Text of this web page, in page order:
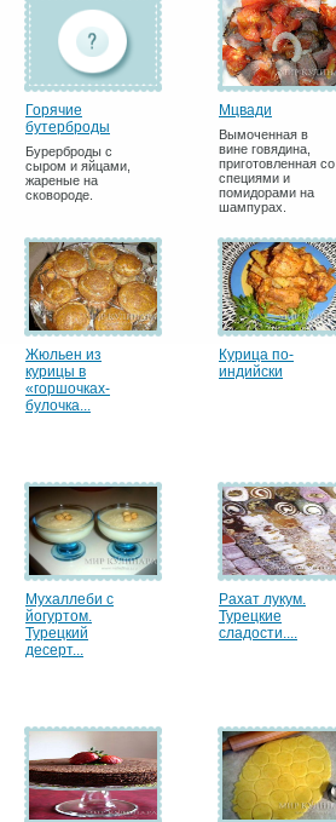
Горячие
бутерброды
Бурерброды с
сыром и яйцами,
жареные на
сковороде.
Мцвади
Вымоченная в
вине говядина,
приготовленная со
специями и
помидорами на
шампурах.
Жюльен из
курицы в
«горшочках-
булочка...
Курица по-
индийски
Мухаллеби с
йогуртом.
Турецкий
десерт...
Рахат лукум.
Турецкие
сладости....